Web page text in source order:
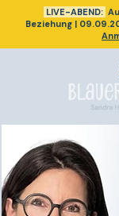
LIVE-ABEND:
Beziehung |